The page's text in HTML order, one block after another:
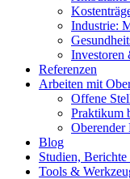
Industrie:
Investoren
Referenzen
Arbeiten mit
Offene
Praktikum
Oberender
Blog
Studien,
Tools &